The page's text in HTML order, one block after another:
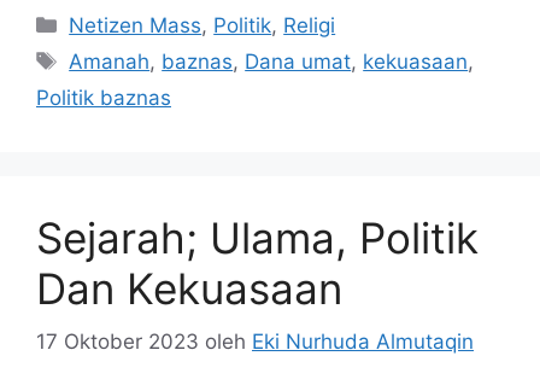
Kategori
Netizen Mass, Politik, Religi
Tag
Amanah, baznas, Dana umat, kekuasaan,
Politik baznas
Sejarah; Ulama, Politik
Dan Kekuasaan
17 Oktober 2023 oleh Eki Nurhuda Almutaqin